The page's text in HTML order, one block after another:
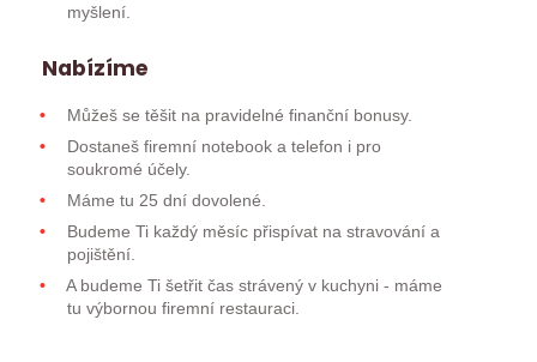
myšlení.
Nabízíme
Můžeš se těšit na pravidelné finanční bonusy.
Dostaneš firemní notebook a telefon i pro
soukromé účely.
Máme tu 25 dní dovolené.
Budeme Ti každý měsíc přispívat na stravování a
pojištění.
A budeme Ti šetřit čas strávený v kuchyni - máme
tu výbornou firemní restauraci.